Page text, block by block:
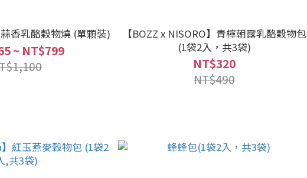
蒜香乳酪穀物燒 (單顆裝)
~ NT$799
【BOZZ x NISORO】青檸朝露乳酪穀物包
(1袋2入，共3袋)
NT$320
NT$490